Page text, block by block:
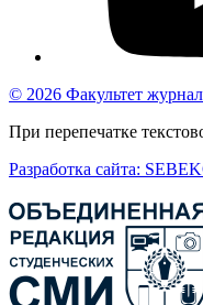
© 2026 Факультет
При перепечатке
Разработка сайта: